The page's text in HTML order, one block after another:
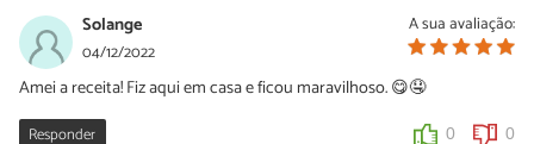
A sua avaliação:
Solange
04/12/2022
Amei a receita! Fiz aqui em casa e ficou maravilhoso. 😋🤤
Responder 0 0